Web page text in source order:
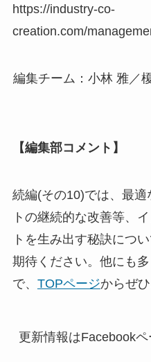
https://industry-co-
creation.com/
編集チーム：小林 雅／
【編集部コメント】
続編(その10)では、最
トの継続的な改善等、
トを生み出す秘訣につ
期待ください。他にも
で、 TOPページからぜ